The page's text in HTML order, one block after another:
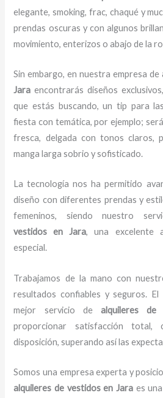
elegante, smoking, frac, chaqué y
prendas oscuras y con algunos
movimiento, enterizos o abajo de la
Sin embargo, en nuestra empresa de
Jaraencontrarás diseños
que estás buscando, un tip para
fiesta con temática, por ejemplo;
fresca, delgada con tonos claros,
manga larga sobrio y sofisticado.
La tecnología nos ha permitido
diseño con diferentes prendas y
femeninos, siendo nuestro
vestidos
en Jara, una excelente
especial.
Trabajamos de la mano con
resultados confiables y seguros.
mejor servicio de alquileres de
proporcionar satisfacción total,
disposición, superando así las
Somos una empresa experta y
alquileres de vestidosen Jara es